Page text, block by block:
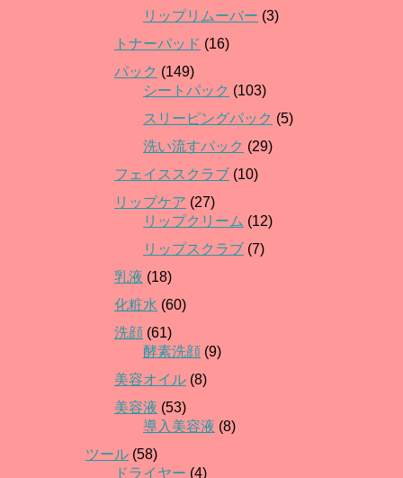
リップリムーバー (3)
トナーパッド (16)
パック (149)
シートパック (103)
スリーピングパック (5)
洗い流すパック (29)
フェイススクラブ (10)
リップケア (27)
リップクリーム (12)
リップスクラブ (7)
乳液 (18)
化粧水 (60)
洗顔 (61)
酵素洗顔 (9)
美容オイル (8)
美容液 (53)
導入美容液 (8)
ツール (58)
ドライヤー (4)